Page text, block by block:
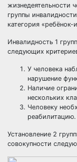
жизнедеятельности
группы
категория «ребёнок-
Инвалидность 1
следующих
У человека
нарушение
Наличие
нескольких
Человеку
реабилитацию.
Установление 2
совокупности